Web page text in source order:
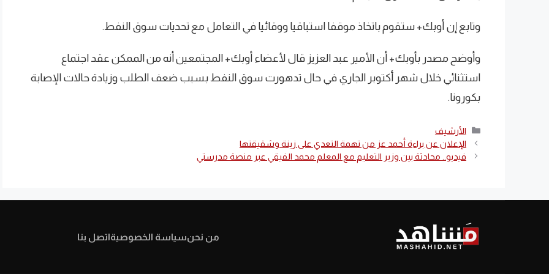
وتابع إن أوبك+ ستقوم باتخاذ موقفا استباقيا ووقائيا في التعامل مع تحديات سوق النفط.
وأوضح مصدر بأوبك+ أن الأمير عبد العزيز قال لأعضاء أوبك+ المجتمعين أنه من الممكن عقد اجتماع
استثنائي خلال شهر أكتوبر الجاري في حال تدهورت سوق النفط بسبب ضعف الطلب وزيادة حالات الإصابة
بكورونا.
التصنيفات
الأرشيف
الإعلان عن براءة أحمد عز من تهمة التعدي على زينة وشقيقتها
فيديو.. محادثة بين وزير التعليم مع المعلم محمد الفيقي عبر منصة مدرستي
من نحنسياسة الخصوصيةاتصل بنا